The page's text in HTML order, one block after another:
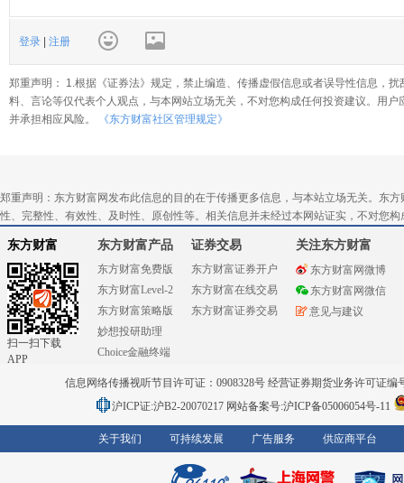
登录 注册
郑重声明： 1.根据《证券法》规定，禁止编造、传播虚假信息或者误导性信息，
料、言论等仅代表个人观点，与本网站立场无关，不对您构成任何投资建议。用
并承担相应风险。
《东方财富社区管理规定》
郑重声明：东方财富网发布此信息的目的在于传播更多信息，与本站立场无关。东
性、完整性、有效性、及时性、原创性等。相关信息并未经过本网站证实，不对您
东方财富
扫一扫下载
APP
东方财富产品
东方财富免费版
东方财富Level-2
东方财富策略版
妙想投研助理
Choice金融终端
证券交易
东方财富证券开户
东方财富在线交易
东方财富证券交易
关注东方财富
东方财富网微博
东方财富网微信
意见与建议
信息网络传播视听节目许可证：0908328号 经营证券期货业务许可证编
沪ICP证:沪B2-20070217 网站备案号:沪ICP备05006054号-11
关于我们 可持续发展 广告服务 供应商平台